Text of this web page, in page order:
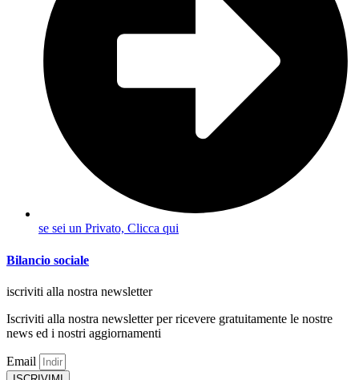
se sei un Privato, Clicca qui
Bilancio sociale
iscriviti alla nostra newsletter
Iscriviti alla nostra newsletter per ricevere gratuitamente le nostre
news ed i nostri aggiornamenti
Email